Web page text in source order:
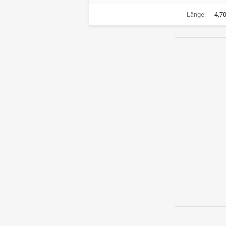
Länge: